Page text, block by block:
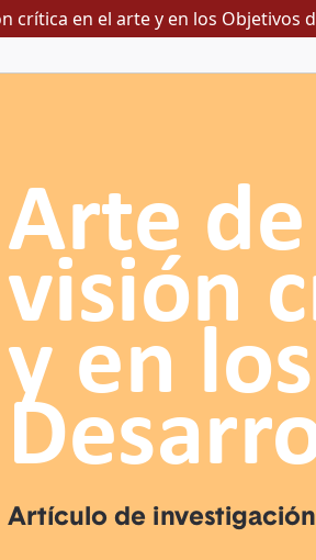
crítica en el arte y en los Objetivos